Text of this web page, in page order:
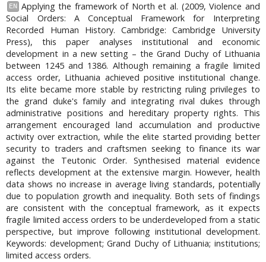
EN
Applying the framework of North et al. (2009, Violence and
Social Orders: A Conceptual Framework for Interpreting
Recorded Human History. Cambridge: Cambridge University
Press), this paper analyses institutional and economic
development in a new setting – the Grand Duchy of Lithuania
between 1245 and 1386. Although remaining a fragile limited
access order, Lithuania achieved positive institutional change.
Its elite became more stable by restricting ruling privileges to
the grand duke's family and integrating rival dukes through
administrative positions and hereditary property rights. This
arrangement encouraged land accumulation and productive
activity over extraction, while the elite started providing better
security to traders and craftsmen seeking to finance its war
against the Teutonic Order. Synthesised material evidence
reflects development at the extensive margin. However, health
data shows no increase in average living standards, potentially
due to population growth and inequality. Both sets of findings
are consistent with the conceptual framework, as it expects
fragile limited access orders to be underdeveloped from a static
perspective, but improve following institutional development.
Keywords: development; Grand Duchy of Lithuania; institutions;
limited access orders.